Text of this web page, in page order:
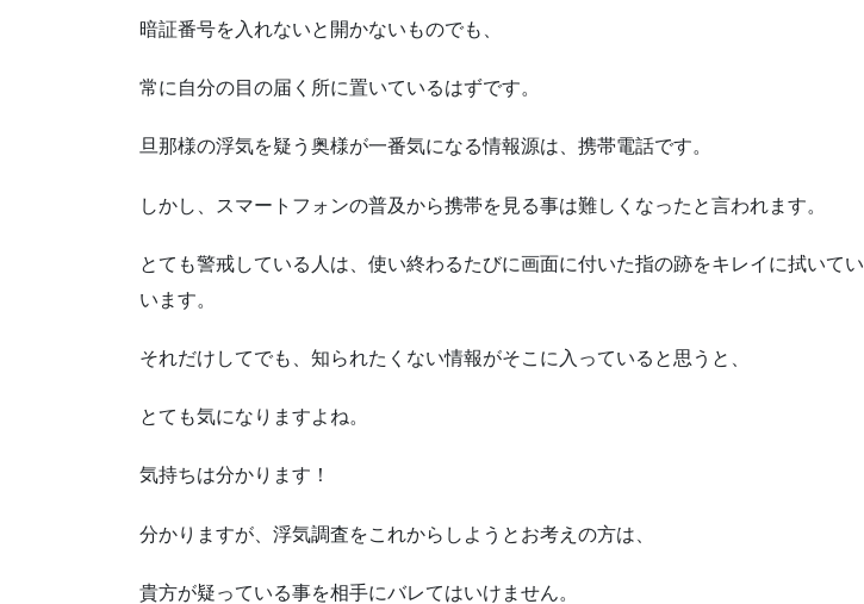
暗証番号を入れないと開かないものでも、
常に自分の目の届く所に置いているはずです。
旦那様の浮気を疑う奥様が一番気になる情報源は、携帯電話です。
しかし、スマートフォンの普及から携帯を見る事は難しくなったと言われます。
とても警戒している人は、使い終わるたびに画面に付いた指の跡をキレイに拭いて
います。
それだけしてでも、知られたくない情報がそこに入っていると思うと、
とても気になりますよね。
気持ちは分かります！
分かりますが、浮気調査をこれからしようとお考えの方は、
貴方が疑っている事を相手にバレてはいけません。